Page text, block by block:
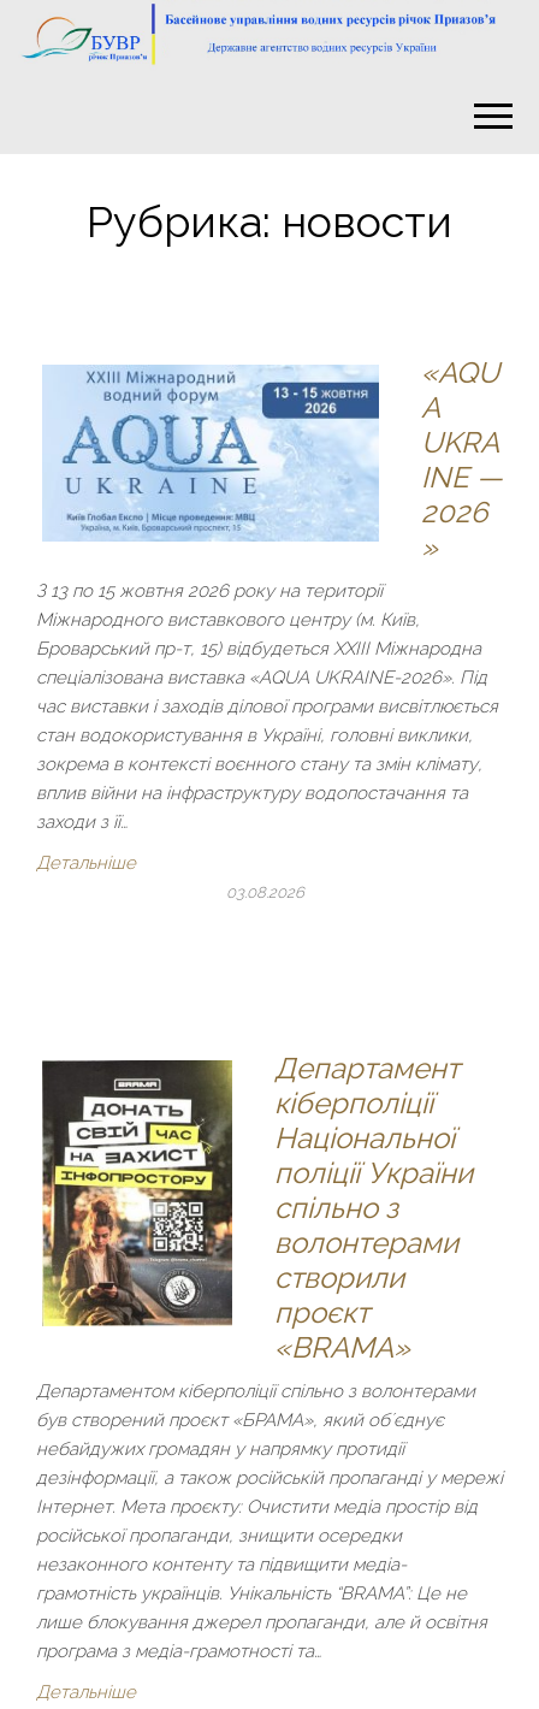
Рубрика: новости
«AQU
A
UKRA
INE —
2026
»
З 13 по 15 жовтня 2026 року на території
Міжнародного виставкового центру (м. Київ,
Броварський пр-т, 15) відбудеться XХІІІ Міжнародна
спеціалізована виставка «AQUA UKRAINE-2026». Під
час виставки і заходів ділової програми висвітлюється
стан водокористування в Україні, головні виклики,
зокрема в контексті воєнного стану та змін клімату,
вплив війни на інфраструктуру водопостачання та
заходи з її…
Детальніше
03.08.2026
Департамент
кіберполіції
Національної
поліції України
спільно з
волонтерами
створили
проєкт
«BRAMA»
Департаментом кіберполіції спільно з волонтерами
був створений проєкт «БРАМА», який обʼєднує
небайдужих громадян у напрямку протидії
дезінформації, а також російській пропаганді у мережі
Інтернет. Мета проєкту: Очистити медіа простір від
російської пропаганди, знищити осередки
незаконного контенту та підвищити медіа-
грамотність українців. Унікальність “BRAMA”: Це не
лише блокування джерел пропаганди, але й освітня
програма з медіа-грамотності та…
Детальніше